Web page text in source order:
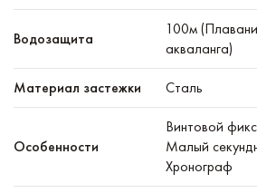
Водозащита
100м
акваланга)
Материал застежки Сталь
Особенности
Винтовой
Малый
Хронограф